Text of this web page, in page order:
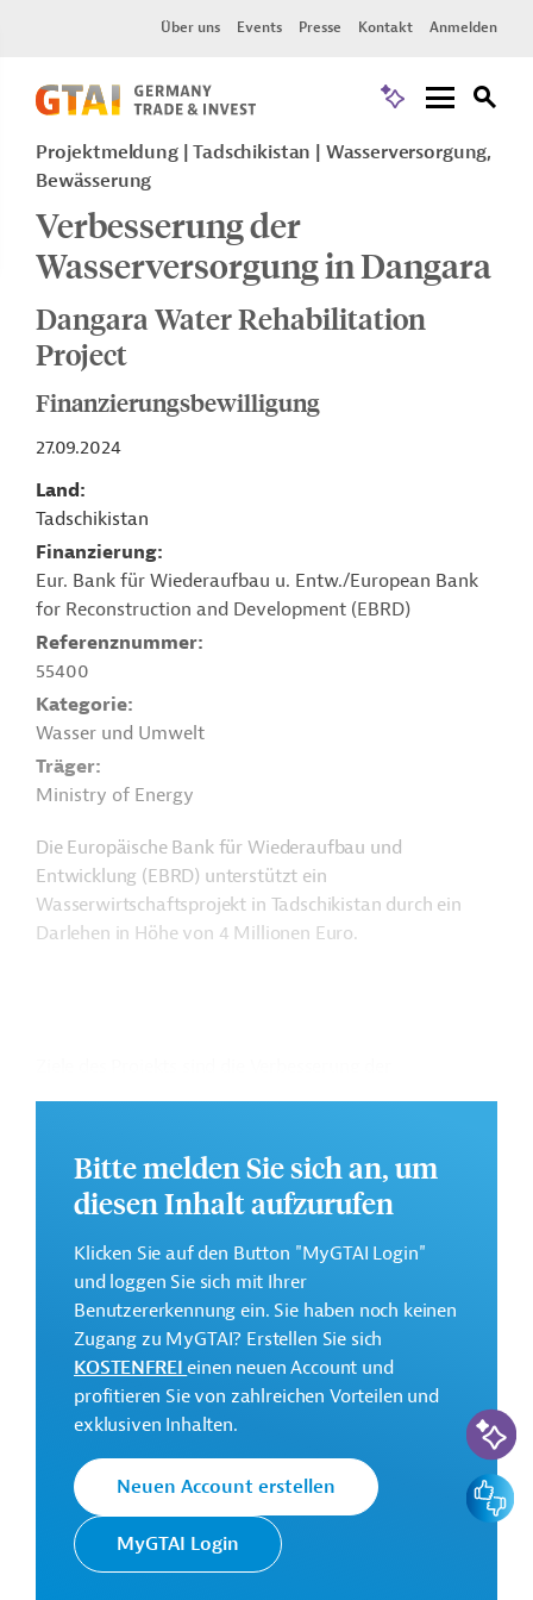
Über uns Events Presse Kontakt Anmelden
Projektmeldung Tadschikistan
Wasserversorgung,
Bewässerung
Verbesserung der
Wasserversorgung in Dangara
Dangara Water Rehabilitation
Project
Finanzierungsbewilligung
27.09.2024
Land
Tadschikistan
Finanzierung
Eur. Bank für Wiederaufbau u. Entw./European Bank
for Reconstruction and Development (EBRD)
Referenznummer
55400
Kategorie
Wasser und Umwelt
Träger
Ministry of Energy
Die Europäische Bank für Wiederaufbau und
Entwicklung (EBRD) unterstützt ein
Wasserwirtschaftsprojekt in Tadschikistan durch ein
Darlehen in Höhe von 4 Millionen Euro.
Trinkwasserversorgung und Wasseraufbereitung durch
Weiteren soll die zuständige Behörde "
Manziliyu Kommunali" bei der Umsetzung des Projekts
unterstützt werden.
Weitere Informationen zu dem Entwicklungsprojekt
finden Sie auf derWebseite der EBRD.
GTAI informiert über die EBRD: Schwerpunkte,
Regularien und praktische Hinweise zur
Geschäftsanbahnung.
Gesamtkosten:
10,1 Millionen Euro
Geberbeitrag:
4 Millionen Euro (Darlehen)
Bitte melden Sie sich an, um
diesen Inhalt aufzurufen
Klicken Sie auf den Button "MyGTAI Login"
und loggen Sie sich mit Ihrer
Benutzererkennung ein. Sie haben noch keinen
Zugang zu MyGTAI? Erstellen Sie sich
KOSTENFREIeinen neuen Account und
profitieren Sie von zahlreichen Vorteilen und
exklusiven Inhalten.
Neuen Account erstellen
MyGTAI Login
KI-